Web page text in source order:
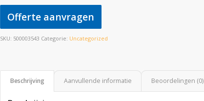
Offerte aanvragen
SKU: 500003543 Categorie: Uncategorized
Beschrijving Aanvullende informatie Beoordelingen (0)